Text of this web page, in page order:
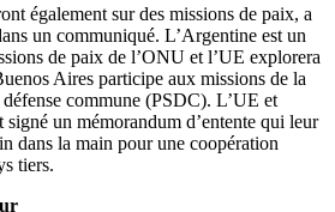
également sur des missions de paix, a
un communiqué. L’Argentine est un
de paix de l’ONU et l’UE explorera
Aires participe aux missions de la
commune (PSDC). L’UE et
un mémorandum d’entente qui leur
dans la main pour une coopération
tiers.